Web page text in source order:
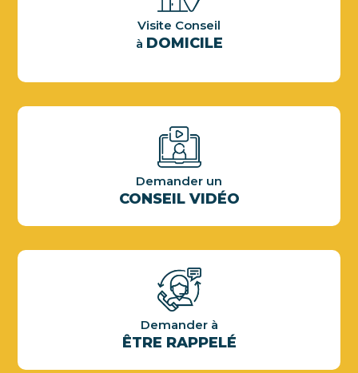
L'équipe MAXYPOSE Diffusion
Visite Conseil
à DOMICILE
Demander un
CONSEIL VIDÉO
Demander à
ÊTRE RAPPELÉ